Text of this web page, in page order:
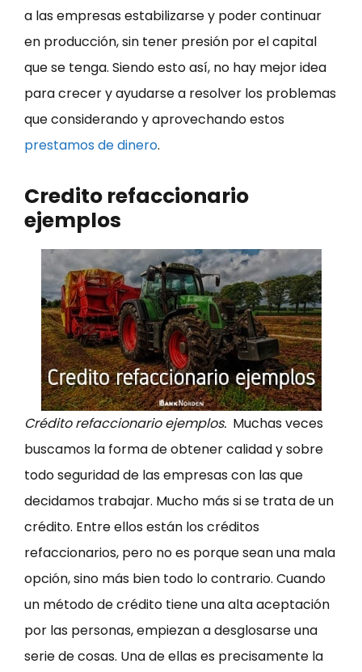
a las empresas estabilizarse y poder continuar
en producción, sin tener presión por el capital
que se tenga. Siendo esto así, no hay mejor idea
para crecer y ayudarse a resolver los problemas
que considerando y aprovechando estos
prestamos de dinero.
Credito refaccionario
ejemplos
Crédito refaccionario ejemplos. Muchas veces
buscamos la forma de obtener calidad y sobre
todo seguridad de las empresas con las que
decidamos trabajar. Mucho más si se trata de un
crédito. Entre ellos están los créditos
refaccionarios, pero no es porque sean una mala
opción, sino más bien todo lo contrario. Cuando
un método de crédito tiene una alta aceptación
por las personas, empiezan a desglosarse una
serie de cosas. Una de ellas es precisamente la